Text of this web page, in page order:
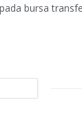
bursa